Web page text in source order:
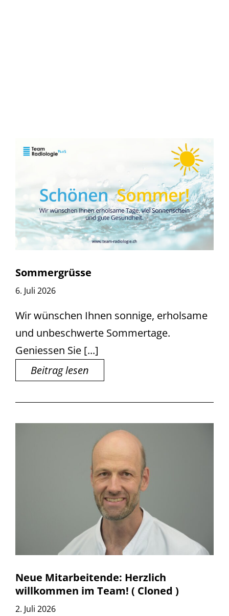
Sommergrüsse
6. Juli 2026
Wir wünschen Ihnen sonnige, erholsame
und unbeschwerte Sommertage.
Geniessen Sie [...]
Beitrag lesen
Neue Mitarbeitende: Herzlich
willkommen im Team! ( Cloned )
2. Juli 2026